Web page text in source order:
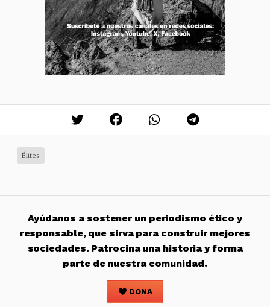
Élites
Ayúdanos a sostener un periodismo ético y
responsable, que sirva para construir mejores
sociedades. Patrocina una historia y forma
parte de nuestra comunidad.
DONA